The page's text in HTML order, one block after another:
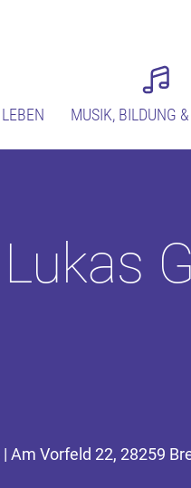
MUSIK, BILDUNG
Am Vorfeld 22, 28259